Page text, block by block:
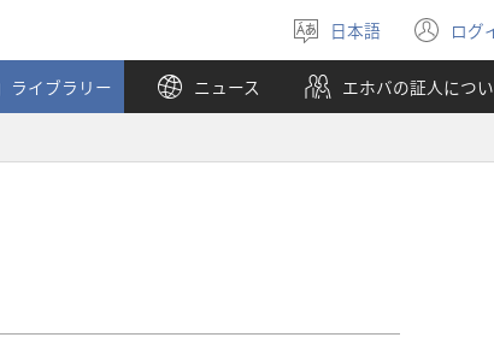
言
語
を
選
日本語 ログ
（新
し
い
タ
で
ライブラリー ニュース エホバの証人につ